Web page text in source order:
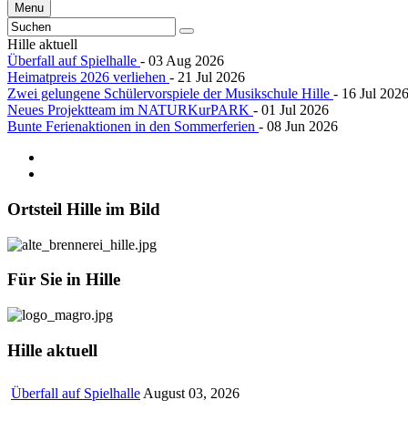
Menu
Hille aktuell
Überfall auf Spielhalle - 03 Aug 2026
Heimatpreis 2026 verliehen - 21 Jul 2026
Zwei gelungene Schülervorspiele der Musikschule Hille - 16 Jul 2026
Neues Projektteam im NATURKurPARK - 01 Jul 2026
Bunte Ferienaktionen in den Sommerferien - 08 Jun 2026
Ortsteil Hille im Bild
Für Sie in Hille
Hille aktuell
Überfall auf Spielhalle August 03, 2026